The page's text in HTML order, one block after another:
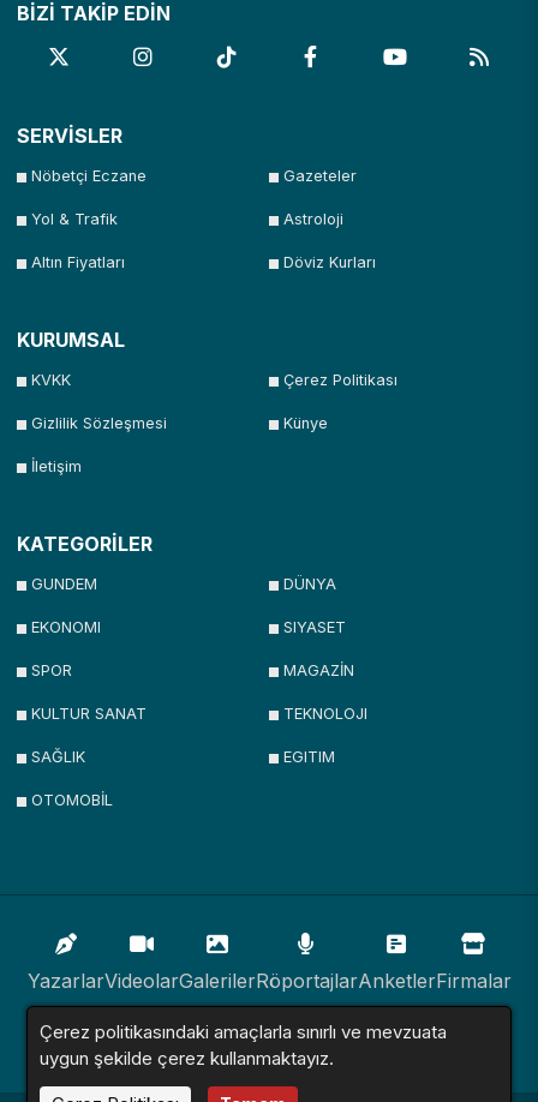
BİZİ TAKİP EDİN
SERVİSLER
Nöbetçi Eczane Gazeteler
Yol & Trafik Astroloji
Altın Fiyatları Döviz Kurları
KURUMSAL
KVKK Çerez Politikası
Gizlilik Sözleşmesi Künye
İletişim
KATEGORİLER
GUNDEM DÜNYA
EKONOMI SIYASET
SPOR MAGAZİN
KULTUR SANAT TEKNOLOJI
SAĞLIK EGITIM
OTOMOBİL
YazarlarVideolarGalerilerRöportajlarAnketlerFirmalar
İlanlarResmi İlanlarSitemap
Çerez politikasındaki amaçlarla sınırlı ve mevzuata
uygun şekilde çerez kullanmaktayız.